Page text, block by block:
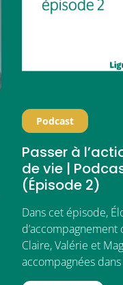
Podcast
Passer à
de vie |
(Épisode 2)
Dans cet épisode,
d’accompagnement
Claire, Valérie et
accompagnées